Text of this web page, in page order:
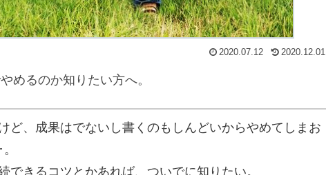
2020.07.12 2020.12.01
めるのか知りたい方へ。
ど、成果はでないし書くのもしんどいからやめてしまお
できるコツとかあれば、ついでに知りたい。